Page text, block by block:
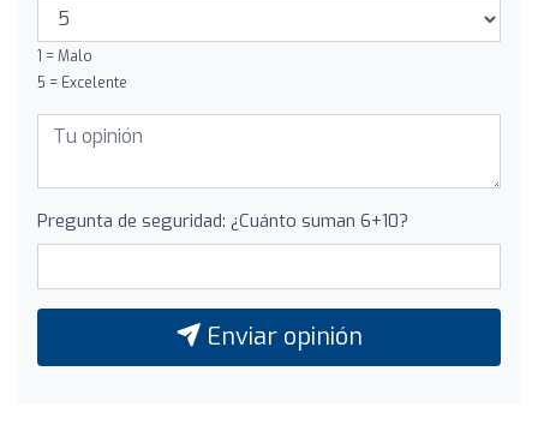
1 = Malo
5 = Excelente
Pregunta de seguridad: ¿Cuánto suman 6+10?
Enviar opinión